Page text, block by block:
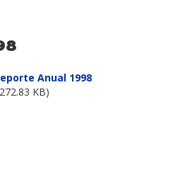
Anual 1998
KB)